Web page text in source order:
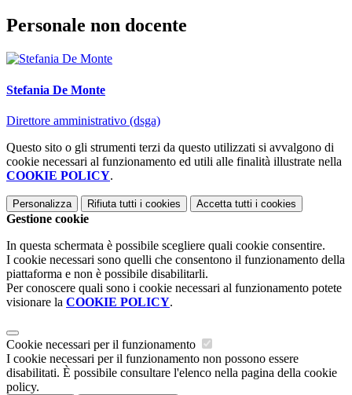
Personale non docente
Stefania De Monte
Direttore amministrativo (dsga)
Questo sito o gli strumenti terzi da questo utilizzati si avvalgono di
cookie necessari al funzionamento ed utili alle finalità illustrate nella
COOKIE POLICY.
Personalizza Rifiuta tutti i cookies Accetta tutti i cookies
Gestione cookie
In questa schermata è possibile scegliere quali cookie consentire.
I cookie necessari sono quelli che consentono il funzionamento della
piattaforma e non è possibile disabilitarli.
Per conoscere quali sono i cookie necessari al funzionamento potete
visionare la COOKIE POLICY.
Cookie necessari per il funzionamento
I cookie necessari per il funzionamento non possono essere
disabilitati. È possibile consultare l'elenco nella pagina della cookie
policy.